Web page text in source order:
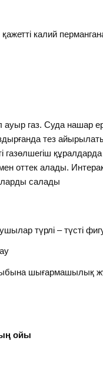
қажетті калий
ауыр газ. Суда нашар
тез
газөлшегіш
оттек алады.
салады
түрлі – түсті
шығармашылық
ойы